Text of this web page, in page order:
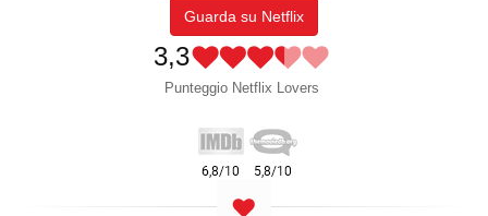
Guarda su Netflix
3,3
Punteggio Netflix Lovers